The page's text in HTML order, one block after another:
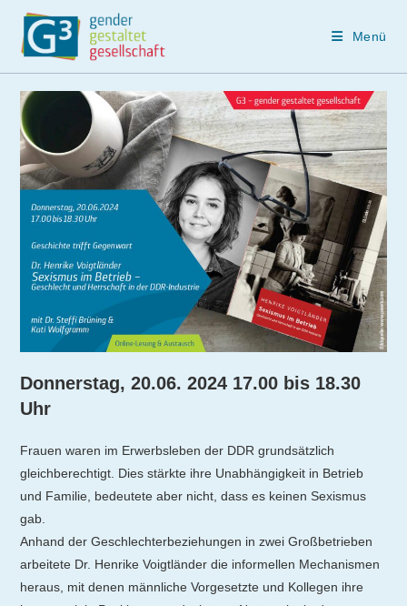
Inhalt
springen
Menü
Donnerstag, 20.06. 2024 17.00 bis 18.30
Uhr
Frauen waren im Erwerbsleben der DDR grundsätzlich
gleichberechtigt. Dies stärkte ihre Unabhängigkeit in Betrieb
und Familie, bedeutete aber nicht, dass es keinen Sexismus
gab.
Anhand der Geschlechterbeziehungen in zwei Großbetrieben
arbeitete Dr. Henrike Voigtländer die informellen Mechanismen
heraus, mit denen männliche Vorgesetzte und Kollegen ihre